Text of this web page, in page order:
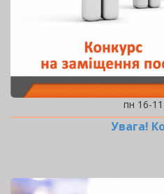
пн 16-
Увага!